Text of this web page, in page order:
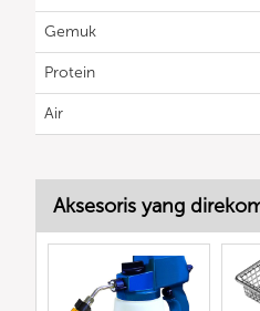
Gemuk
Protein
Air
Aksesoris yang